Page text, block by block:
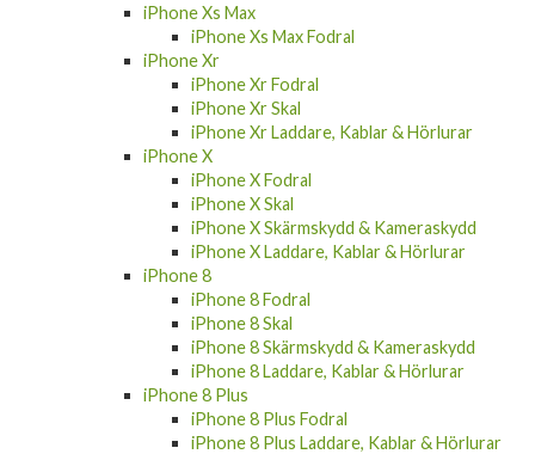
iPhone Xs Max
iPhone Xs Max Fodral
iPhone Xr
iPhone Xr Fodral
iPhone Xr Skal
iPhone Xr Laddare, Kablar & Hörlurar
iPhone X
iPhone X Fodral
iPhone X Skal
iPhone X Skärmskydd & Kameraskydd
iPhone X Laddare, Kablar & Hörlurar
iPhone 8
iPhone 8 Fodral
iPhone 8 Skal
iPhone 8 Skärmskydd & Kameraskydd
iPhone 8 Laddare, Kablar & Hörlurar
iPhone 8 Plus
iPhone 8 Plus Fodral
iPhone 8 Plus Laddare, Kablar & Hörlurar